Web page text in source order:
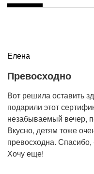
Елена
Превосходно
Вот решила оставить
подарили этот
незабываемый вечер,
Вкусно, детям тоже
превосходна.
Хочу еще!